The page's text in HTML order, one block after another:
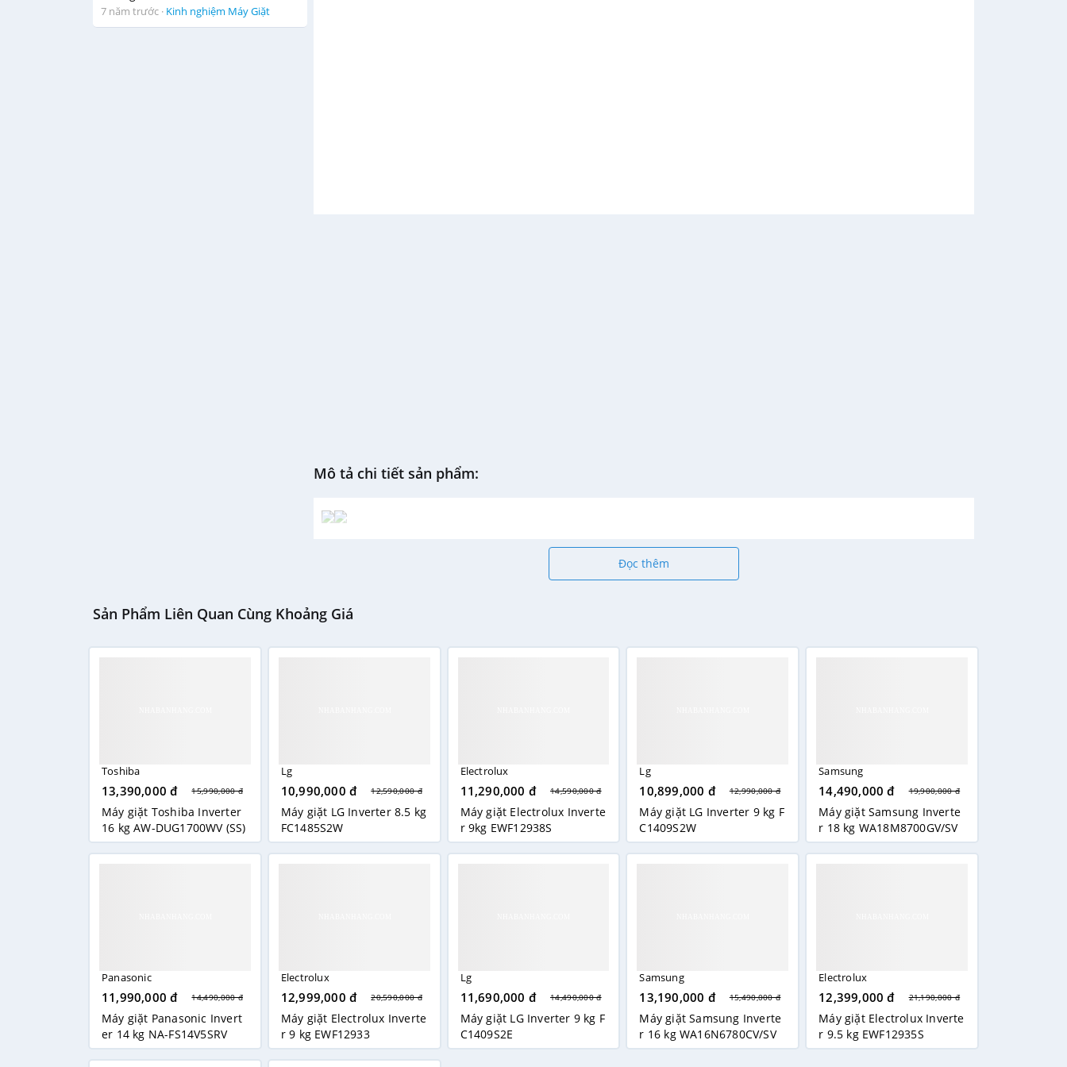
7 năm trước · Kinh nghiệm Máy Giặt
Mô tả chi tiết sản phẩm:
Đọc thêm
Sản Phẩm Liên Quan Cùng Khoảng Giá
Toshiba
13,390,000 đ 15,990,000 đ
Máy giặt Toshiba Inverter
16 kg AW-DUG1700WV (SS)
Lg
10,990,000 đ 12,590,000 đ
Máy giặt LG Inverter 8.5 kg
FC1485S2W
Electrolux
11,290,000 đ 14,590,000 đ
Máy giặt Electrolux Inverte
r 9kg EWF12938S
Lg
10,899,000 đ 12,990,000 đ
Máy giặt LG Inverter 9 kg F
C1409S2W
Samsung
14,490,000 đ 19,900,000 đ
Máy giặt Samsung Inverte
r 18 kg WA18M8700GV/SV
Panasonic
11,990,000 đ 14,490,000 đ
Máy giặt Panasonic Invert
er 14 kg NA-FS14V5SRV
Electrolux
12,999,000 đ 20,590,000 đ
Máy giặt Electrolux Inverte
r 9 kg EWF12933
Lg
11,690,000 đ 14,490,000 đ
Máy giặt LG Inverter 9 kg F
C1409S2E
Samsung
13,190,000 đ 15,490,000 đ
Máy giặt Samsung Inverte
r 16 kg WA16N6780CV/SV
Electrolux
12,399,000 đ 21,190,000 đ
Máy giặt Electrolux Inverte
r 9.5 kg EWF12935S